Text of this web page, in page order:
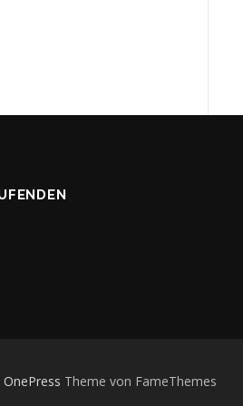
OnePress Theme von FameThemes